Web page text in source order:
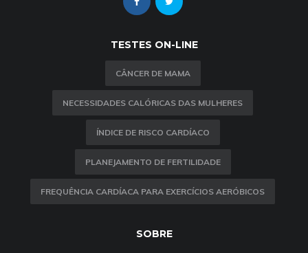
TESTES ON-LINE
CÂNCER DE MAMA
NECESSIDADES CALÓRICAS DAS MULHERES
ÍNDICE DE RISCO CARDÍACO
PLANEJAMENTO DE FERTILIDADE
FREQUÊNCIA CARDÍACA PARA EXERCÍCIOS AERÓBICOS
SOBRE